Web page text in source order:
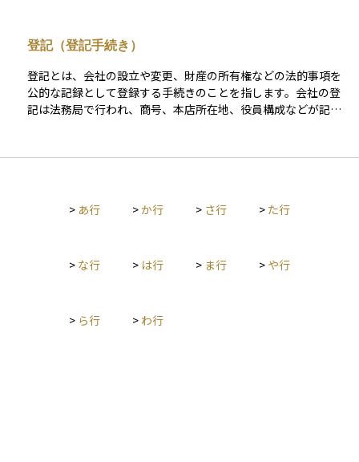
ば原則として税金はかかりません。しかし、資産規模が大きい
場合や相続人の数が少ない場合には、課税対象となり、10％〜
55％の累進税率が適用されます。 さらに、相続税にはさまざま
な非課税枠や控除制度が設けられており、これらを適切に活用
することで税負担を抑えることが可能です。代表的な制度には
- 葬式費用の控除：通夜・葬儀などにかかった費用は、相続財
産から差し引くことができる また、配偶者には配偶者の税額軽
きます。 相続税は、財産の種類や分割の仕方、受け取る人の立
通じて、相続税評価額をコントロールすることが、家族への負
登記（登記手続き）
登記とは、会社の設立や変更、財産の所有権などの法的事項を
公的な記録として登録する手続きのことを指します。会社の登
記は法務局で行われ、商号、本店所在地、役員構成などが記録
も、登記情報は企業の実在性や信用を確認するための客観的な
権の状態を確認できます。
> あ行 >か行 > さ行 > た行
> な行 > は行 > ま行 > や行
> ら行 > わ行